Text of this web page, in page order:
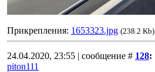
Прикрепления: 1653323.jpg (238.2 Kb)
24.04.2020, 23:55 | сообщение # 128:
piton111